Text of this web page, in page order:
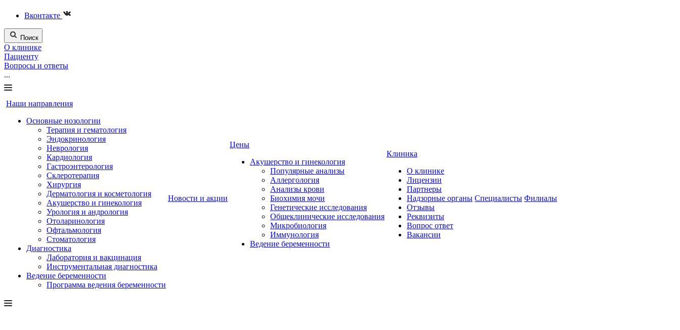
Вконтакте
Поиск
О клинике
Пациенту
Вопросы и ответы
...
Наши направления
Основные нозологии
Терапия и гематология
Эндокринология
Неврология
Кардиология
Гастроэнтерология
Склеротерапия
Хирургия
Дерматология и косметология
Акушерство и гинекология
Урология и андрология
Отоларинология
Офтальмология
Стоматология
Диагностика
Лаборатория и вакцинация
Инструментальная диагностика
Ведение беременности
Программа ведения беременности
Новости и акции
Цены
Акушерство и гинекология
Популярные анализы
Аллергология
Анализы крови
Биохимия мочи
Генетические исследования
Общеклинические исследования
Микробиология
Иммунология
Ведение беременности
Клиника
О клинике
Лицензии
Партнеры
Надзорные органы
Отзывы
Реквизиты
Вопрос ответ
Вакансии
Специалисты Филиалы